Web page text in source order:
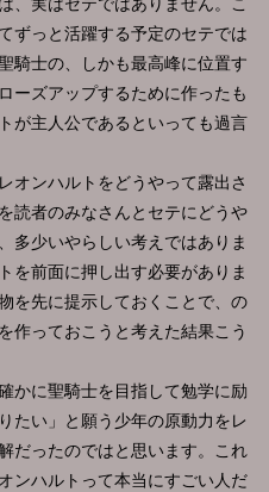
、実はセテではありません。こ
ずっと活躍する予定のセテでは
騎士の、しかも最高峰に位置す
ーズアップするために作ったも
が主人公であるといっても過言
オンハルトをどうやって露出さ
読者のみなさんとセテにどうや
多少いやらしい考えではありま
を前面に押し出す必要がありま
を先に提示しておくことで、の
作っておこうと考えた結果こう
かに聖騎士を目指して勉学に励
たい」と願う少年の原動力をレ
だったのではと思います。これ
ンハルトって本当にすごい人だ